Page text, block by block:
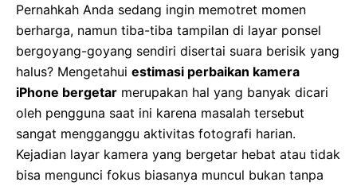
Pernahkah Anda sedang ingin memotret momen
berharga, namun tiba-tiba tampilan di layar ponsel
bergoyang-goyang sendiri disertai suara berisik yang
halus? Mengetahui estimasi perbaikan kamera
iPhone bergetar merupakan hal yang banyak dicari
oleh pengguna saat ini karena masalah tersebut
sangat mengganggu aktivitas fotografi harian.
Kejadian layar kamera yang bergetar hebat atau tidak
bisa mengunci fokus biasanya muncul bukan tanpa